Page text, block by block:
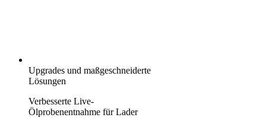
Upgrades und maßgeschneiderte
Lösungen
Verbesserte Live-
Ölprobenentnahme für Lader